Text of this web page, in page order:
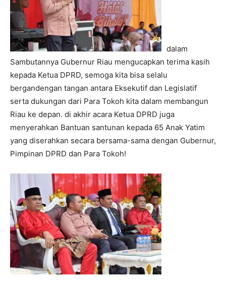
dalam
Sambutannya Gubernur Riau mengucapkan terima kasih
kepada Ketua DPRD, semoga kita bisa selalu
bergandengan tangan antara Eksekutif dan Legislatif
serta dukungan dari Para Tokoh kita dalam membangun
Riau ke depan. di akhir acara Ketua DPRD juga
menyerahkan Bantuan santunan kepada 65 Anak Yatim
yang diserahkan secara bersama-sama dengan Gubernur,
Pimpinan DPRD dan Para Tokoh!